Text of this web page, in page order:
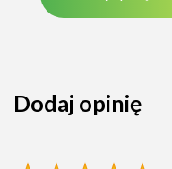
Dodaj opinię